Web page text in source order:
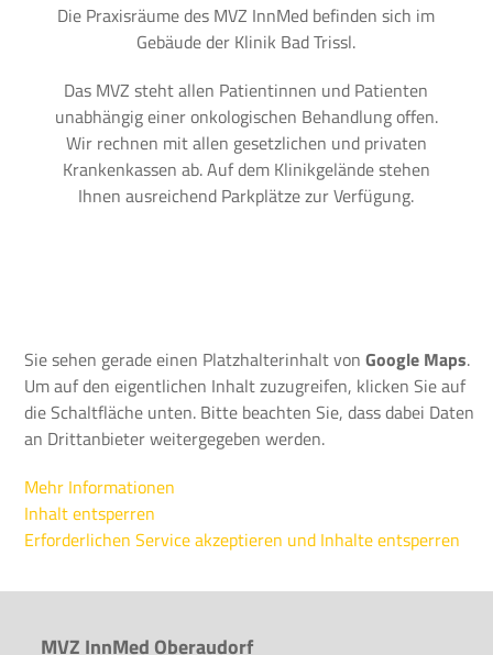
Die Praxisräume des MVZ InnMed befinden sich im
Gebäude der Klinik Bad Trissl.
Das MVZ steht allen Patientinnen und Patienten
unabhängig einer onkologischen Behandlung offen.
Wir rechnen mit allen gesetzlichen und privaten
Krankenkassen ab. Auf dem Klinikgelände stehen
Ihnen ausreichend Parkplätze zur Verfügung.
Sie sehen gerade einen Platzhalterinhalt vonGoogle Maps.
Um auf den eigentlichen Inhalt zuzugreifen, klicken Sie auf
die Schaltfläche unten. Bitte beachten Sie, dass dabei Daten
an Drittanbieter weitergegeben werden.
Mehr Informationen
Inhalt entsperren
Erforderlichen Service akzeptieren und Inhalte entsperren
MVZ InnMed Oberaudorf